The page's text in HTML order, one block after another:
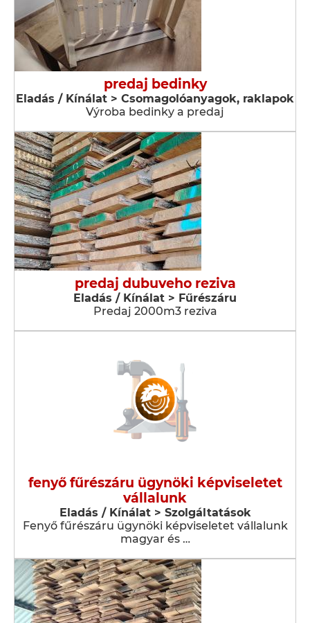
predaj bedinky
Eladás / Kínálat > Csomagolóanyagok, raklapok
Výroba bedinky a predaj
predaj dubuveho reziva
Eladás / Kínálat > Fűrészáru
Predaj 2000m3 reziva
fenyő fűrészáru ügynöki képviseletet
vállalunk
Eladás / Kínálat > Szolgáltatások
Fenyő fűrészáru ügynöki képviseletet vállalunk
magyar és …